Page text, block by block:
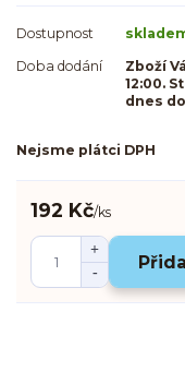
Dostupnost
Doba dodání
Zboží
12:00.
dnes
Nejsme plátci DPH
192 Kč/ks